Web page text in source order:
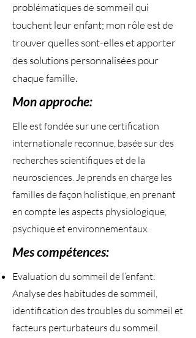
problématiques de sommeil qui
touchent leur enfant; mon rôle est de
trouver quelles sont-elles et apporter
des solutions personnalisées pour
chaque famille.
Mon approche:
Elle est fondée sur une certification
internationale reconnue, basée sur des
recherches scientifiques et de la
neurosciences. Je prends en charge les
familles de façon holistique, en prenant
en compte les aspects physiologique,
psychique et environnementaux.
Mes compétences:
Evaluation du sommeil de l’enfant:
Analyse des habitudes de sommeil,
identification des troubles du sommeil et
facteurs perturbateurs du sommeil.